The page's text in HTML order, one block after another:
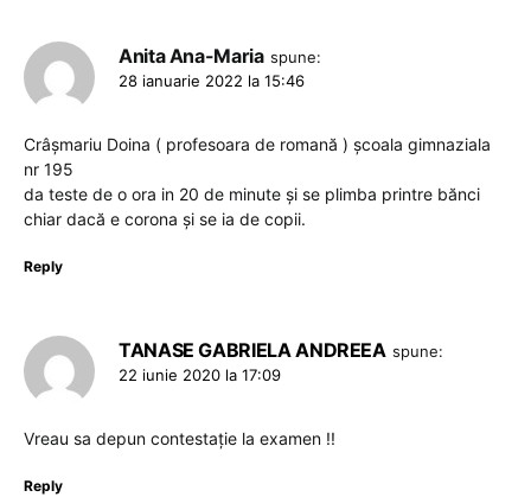
Anita Ana-Maria spune:
28 ianuarie 2022 la 15:46
Crâșmariu Doina ( profesoara de romană ) școala gimnaziala
nr 195
da teste de o ora in 20 de minute și se plimba printre bănci
chiar dacă e corona și se ia de copii.
Reply
TANASE GABRIELA ANDREEA spune:
22 iunie 2020 la 17:09
Vreau sa depun contestație la examen !!
Reply